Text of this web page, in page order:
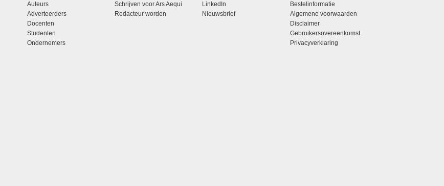
Auteurs
Adverteerders
Docenten
Studenten
Ondernemers
Schrijven voor Ars Aequi
Redacteur worden
LinkedIn
Nieuwsbrief
Bestelinformatie
Algemene voorwaarden
Disclaimer
Gebruikersovereenkomst
Privacyverklaring